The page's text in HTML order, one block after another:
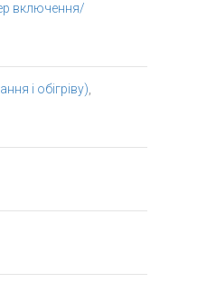
включення/
і обігріву)